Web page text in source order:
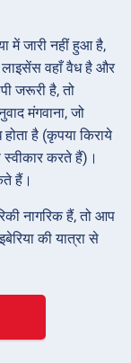
में जारी नहीं हुआ है,
लाइसेंस वहाँ वैध है और
जरूरी है, तो
मंगवाना, जो
है (कृपया किराये
करते हैं)।
हैं।
नागरिक हैं, तो आप
की यात्रा से